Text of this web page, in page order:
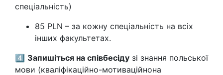
спеціальність)
85 PLN – за кожну спеціальність на всіх
інших факультетах.
4️⃣ Запишіться на співбесіду зі знання польської
мови (кваліфікаційно-мотиваційнона